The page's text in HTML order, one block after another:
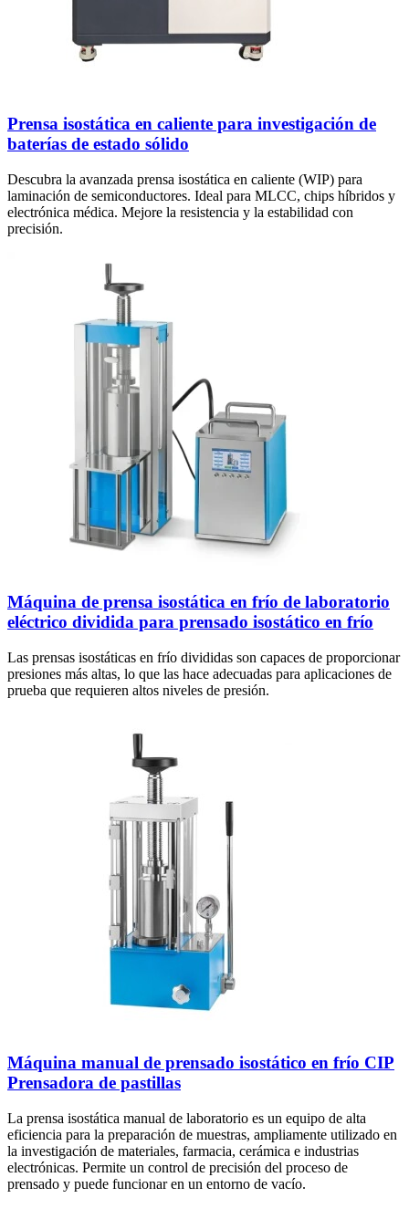
Prensa isostática en caliente para investigación de
baterías de estado sólido
Descubra la avanzada prensa isostática en caliente (WIP) para
laminación de semiconductores. Ideal para MLCC, chips híbridos y
electrónica médica. Mejore la resistencia y la estabilidad con
precisión.
Máquina de prensa isostática en frío de laboratorio
eléctrico dividida para prensado isostático en frío
Las prensas isostáticas en frío divididas son capaces de proporcionar
presiones más altas, lo que las hace adecuadas para aplicaciones de
prueba que requieren altos niveles de presión.
Máquina manual de prensado isostático en frío CIP
Prensadora de pastillas
La prensa isostática manual de laboratorio es un equipo de alta
eficiencia para la preparación de muestras, ampliamente utilizado en
la investigación de materiales, farmacia, cerámica e industrias
electrónicas. Permite un control de precisión del proceso de
prensado y puede funcionar en un entorno de vacío.